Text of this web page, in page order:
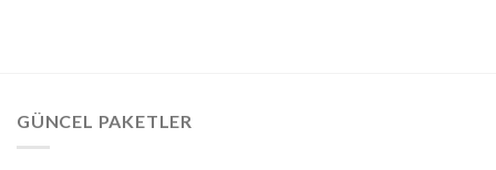
GÜNCEL PAKETLER